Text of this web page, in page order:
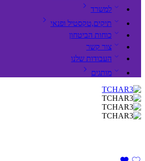
למשרד
תיקים,טקסטיל ופנאי
כוחות הביטחון
צור קשר
העבודות שלנו
מותגים